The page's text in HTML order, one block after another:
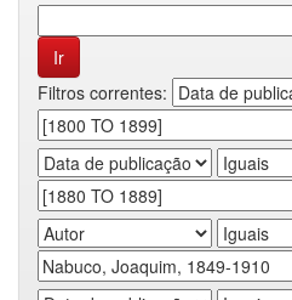
Filtros correntes: